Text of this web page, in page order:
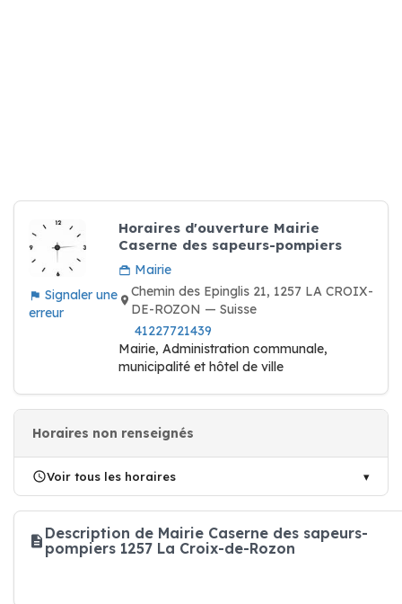
Signaler une
erreur
Horaires d'ouverture Mairie
Caserne des sapeurs-pompiers
Mairie
Chemin des Epinglis 21, 1257 LA CROIX-
DE-ROZON — Suisse
41227721439
Mairie, Administration communale,
municipalité et hôtel de ville
Horaires non renseignés
Voir tous les horaires
Description de Mairie Caserne des sapeurs-
pompiers 1257 La Croix-de-Rozon